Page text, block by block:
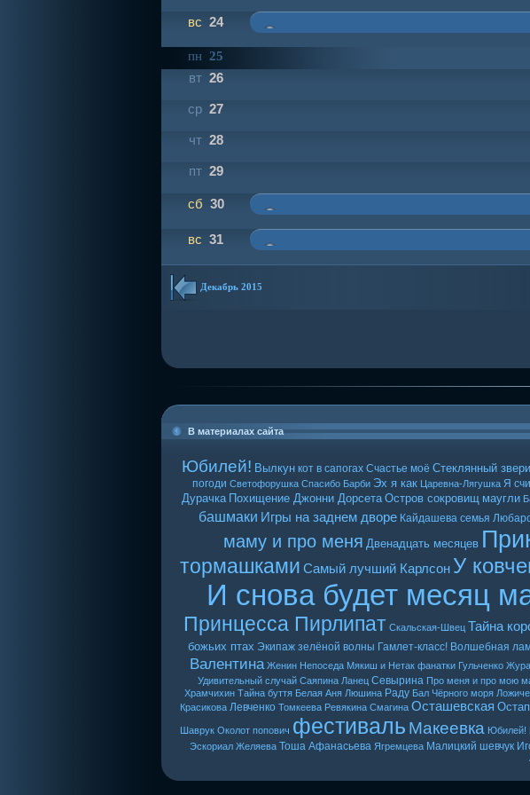
вс 24
пн 25
вт 26
ср 27
чт 28
пт 29
сб 30
вс 31
Декабрь 2015
В материалах сайта
Юбилей! Вылкун кот в сапогах Счастье моё Стеклянный
погоди Светофорушка Спасибо Барби Эх я как Царевна-Лягушка Я
Дурачка Похищение Джонни Дорсета Остров сокровищ маугли
башмаки Игры на заднем дворе Кайдашева семья
маму и про меня Двенадцать месяцев
тормашками Самый лучший Карлсон У
И снова будет месяц
Принцесса Пирлипат Скальская-Швец Тайна
божьих птах Экипаж зелёной волны Гамлет-класс! Волшебная
Валентина Женин Непоседа Мякиш и Нетак фанатки Гульченко
Удивительный случай Саяпина Ланец Севырина Про меня и про мою
Храмчихин Тайна буття Белая Аня Люшина Раду Бал Чёрного моря
Красикова Левченко Томкеева Ревякина Смагина Осташевская
Шаврук Околот попович фестиваль Макеевка Юбилей!
Эскориал Желяева Тоша Афанасьева Ягремцева Малицкий шевчук